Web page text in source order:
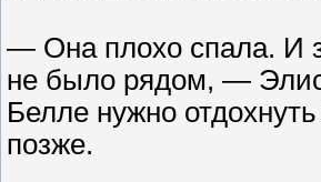
— Она плохо спала. И
не было рядом, —
Белле нужно
позже.